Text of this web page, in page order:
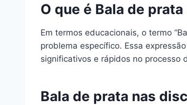
O que é Bala de
Em termos educacionais, o termo
problema específico. Essa
significativos e rápidos no processo
Bala de prata nas